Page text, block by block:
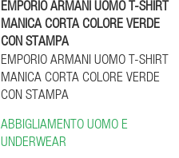
EMPORIO ARMANI UOMO T-SHIRT
MANICA CORTA COLORE VERDE
CON STAMPA
EMPORIO ARMANI UOMO T-SHIRT
MANICA CORTA COLORE VERDE
CON STAMPA
ABBIGLIAMENTO UOMO E
UNDERWEAR